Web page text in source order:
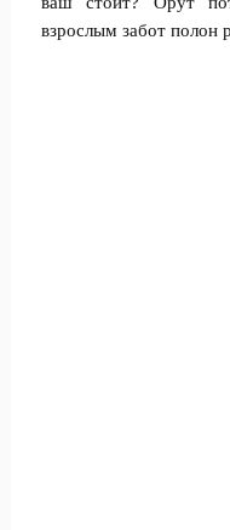
взрослым забот полон